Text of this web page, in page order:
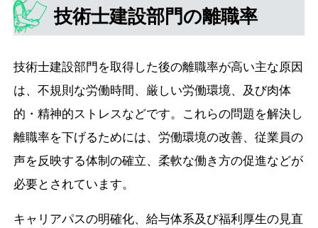
技術士建設部門の離職率
技術士建設部門を取得した後の離職率が高い主な原因
は、不規則な労働時間、厳しい労働環境、及び肉体
的・精神的ストレスなどです。これらの問題を解決し
離職率を下げるためには、労働環境の改善、従業員の
声を反映する体制の確立、柔軟な働き方の促進などが
必要とされています。
キャリアパスの明確化、給与体系及び福利厚生の見直